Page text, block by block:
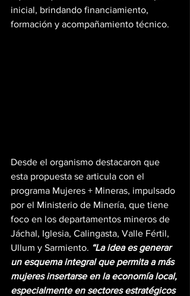
inicial, brindando financiamiento,
formación y acompañamiento técnico.
Desde el organismo destacaron que
esta propuesta se articula con el
programa Mujeres + Mineras, impulsado
por el Ministerio de Minería, que tiene
foco en los departamentos mineros de
Jáchal, Iglesia, Calingasta, Valle Fértil,
Ullum y Sarmiento. “La idea es generar
un esquema integral que permita a más
mujeres insertarse en la economía local,
especialmente en sectores estratégicos